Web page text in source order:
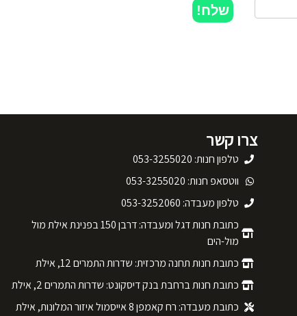
שלח!
צרו קשר
טלפון חנות: 053-3255020
ווטסאפ חנות: 053-3255020
טלפון מעבדה: 053-3252060
כתובת חנות דגל ומעבדה: דרבן 150 בפנינת אילת מול
מול-הים
כתובת חנות תחנה מרכזית: שדרות התמרים 12, אילת
כתובת חנות ברחבת בנק דיסקונט: שדרות התמרים 2, אילת
כתובת מעבדה: רח קאמפן 8 אייסמול איזור המלונות, אילת